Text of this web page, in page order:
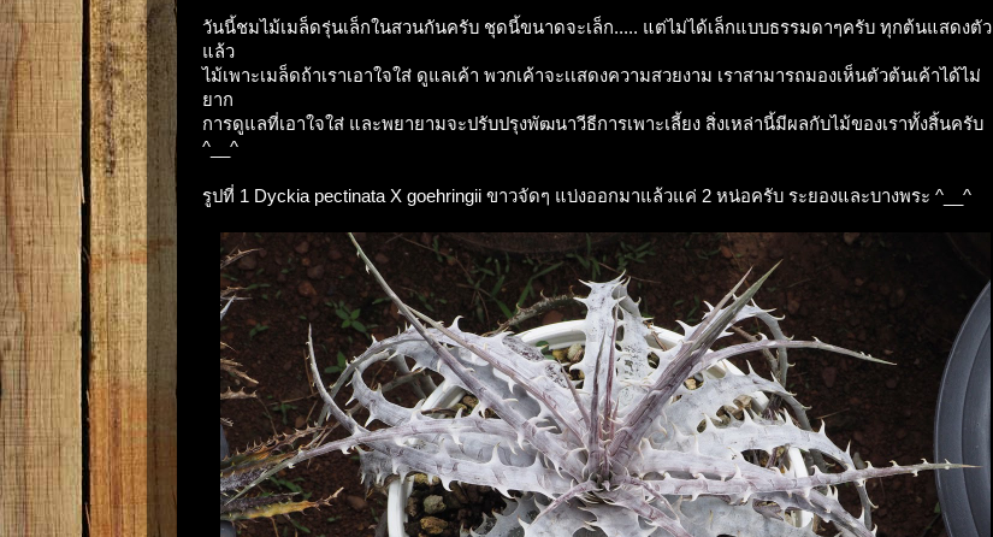
วันนี้ชมไม้เมล็ดรุ่นเล็กในสวนกันครับ ชุดนี้ขนาดจะเล็ก..... แต่ไม่ได้เล็กแบบธรรมดาๆครับ ทุกต้นแสดงตัว
แล้ว
ไม้เพาะเมล็ดถ้าเราเอาใจใส่ ดูแลเค้า พวกเค้าจะเเสดงความสวยงาม เราสามารถมองเห็นตัวต้นเค้าได้ไม่
ยาก
การดูแลที่เอาใจใส่ และพยายามจะปรับปรุงพัฒนาวีธีการเพาะเลี้ยง สิ่งเหล่านี้มีผลกับไม้ของเราทั้งสิ้นครับ
^__^
รูปที่ 1 Dyckia pectinata X goehringii ขาวจัดๆ แบ่งออกมาแล้วแค่ 2 หน่อครับ ระยองและบางพระ ^__^